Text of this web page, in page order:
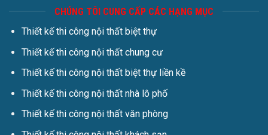
CHÚNG TÔI CUNG CẤP CÁC HẠNG MỤC
Thiết kế thi công nội thất biệt thự
Thiết kế thi công nội thất chung cư
Thiết kế thi công nội thất biệt thự liền kề
Thiết kế thi công nội thất nhà lô phố
Thiết kế thi công nội thất văn phòng